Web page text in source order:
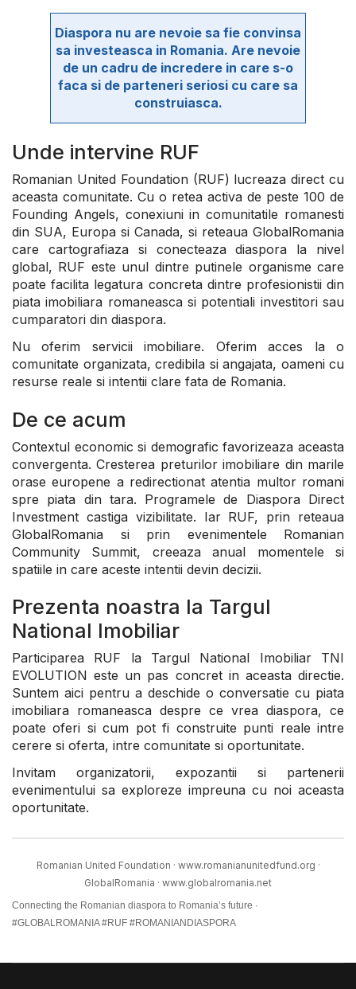
Diaspora nu are nevoie sa fie convinsa
sa investeasca in Romania. Are nevoie
de un cadru de incredere in care s-o
faca si de parteneri seriosi cu care sa
construiasca.
Unde intervine RUF
Romanian United Foundation (RUF) lucreaza direct cu
aceasta comunitate. Cu o retea activa de peste 100 de
Founding Angels, conexiuni in comunitatile romanesti
din SUA, Europa si Canada, si reteaua GlobalRomania
care cartografiaza si conecteaza diaspora la nivel
global, RUF este unul dintre putinele organisme care
poate facilita legatura concreta dintre profesionistii din
piata imobiliara romaneasca si potentiali investitori sau
cumparatori din diaspora.
Nu oferim servicii imobiliare. Oferim acces la o
comunitate organizata, credibila si angajata, oameni cu
resurse reale si intentii clare fata de Romania.
De ce acum
Contextul economic si demografic favorizeaza aceasta
convergenta. Cresterea preturilor imobiliare din marile
orase europene a redirectionat atentia multor romani
spre piata din tara. Programele de Diaspora Direct
Investment castiga vizibilitate. Iar RUF, prin reteaua
GlobalRomania si prin evenimentele Romanian
Community Summit, creeaza anual momentele si
spatiile in care aceste intentii devin decizii.
Prezenta noastra la Targul
National Imobiliar
Participarea RUF la Targul National Imobiliar TNI
EVOLUTIONeste un pas concret in aceasta directie.
Suntem aici pentru a deschide o conversatie cu piata
imobiliara romaneasca despre ce vrea diaspora, ce
poate oferi si cum pot fi construite punti reale intre
cerere si oferta, intre comunitate si oportunitate.
Invitam organizatorii, expozantii si partenerii
evenimentului sa exploreze impreuna cu noi aceasta
oportunitate.
Romanian United Foundation · www.romanianunitedfund.org ·
GlobalRomania · www.globalromania.net
Connecting the Romanian diaspora to Romania’s future ·
#GLOBALROMANIA #RUF #ROMANIANDIASPORA